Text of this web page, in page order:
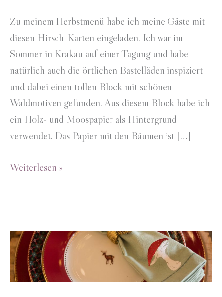
Zu meinem Herbstmenü habe ich meine Gäste mit
diesen Hirsch-Karten eingeladen. Ich war im
Sommer in Krakau auf einer Tagung und habe
natürlich auch die örtlichen Bastelläden inspiziert
und dabei einen tollen Block mit schönen
Waldmotiven gefunden. Aus diesem Block habe ich
ein Holz- und Moospapier als Hintergrund
verwendet. Das Papier mit den Bäumen ist […]
Einladung
Weiterlesen »